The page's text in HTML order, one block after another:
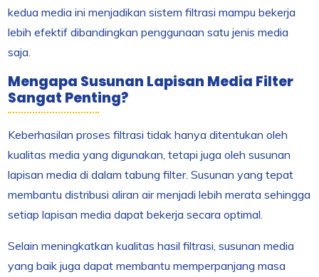
kedua media ini menjadikan sistem filtrasi mampu bekerja
lebih efektif dibandingkan penggunaan satu jenis media
saja.
Mengapa Susunan Lapisan Media Filter
Sangat Penting?
Keberhasilan proses filtrasi tidak hanya ditentukan oleh
kualitas media yang digunakan, tetapi juga oleh susunan
lapisan media di dalam tabung filter. Susunan yang tepat
membantu distribusi aliran air menjadi lebih merata sehingga
setiap lapisan media dapat bekerja secara optimal.
Selain meningkatkan kualitas hasil filtrasi, susunan media
yang baik juga dapat membantu memperpanjang masa